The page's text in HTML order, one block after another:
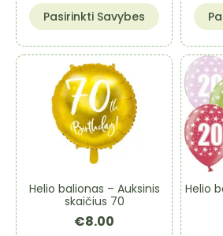
Pasirinkti Savybes
This
product
has
multiple
variants.
The
options
may
the
product
This
has
The
may
be
on
the
Helio balionas – Auksinis
skaičius 70
€8.00
Helio